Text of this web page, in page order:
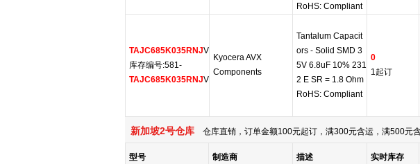
RoHS: Compliant
TAJC685K035RNJV
库存编号:581-
TAJC685K035RNJV
Kyocera AVX
Components
Tantalum Capacit
ors - Solid SMD 3
5V 6.8uF 10% 231
2 E SR = 1.8 Ohm
RoHS: Compliant
0
1起订
新加坡2号仓库 仓库直销，订单金额100元起订，满300元含运，满500元
型号 制造商 描述 实时库存